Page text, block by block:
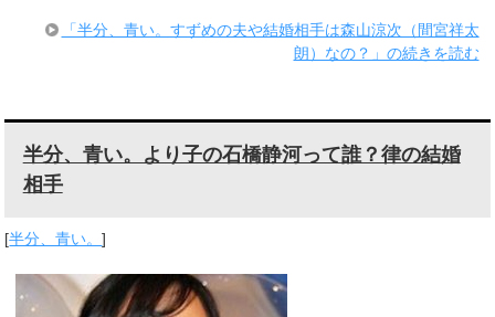
「半分、青い。すずめの夫や結婚相手は森山涼次（間宮祥太
朗）なの？」の続きを読む
半分、青い。より子の石橋静河って誰？律の結婚
相手
[半分、青い。]